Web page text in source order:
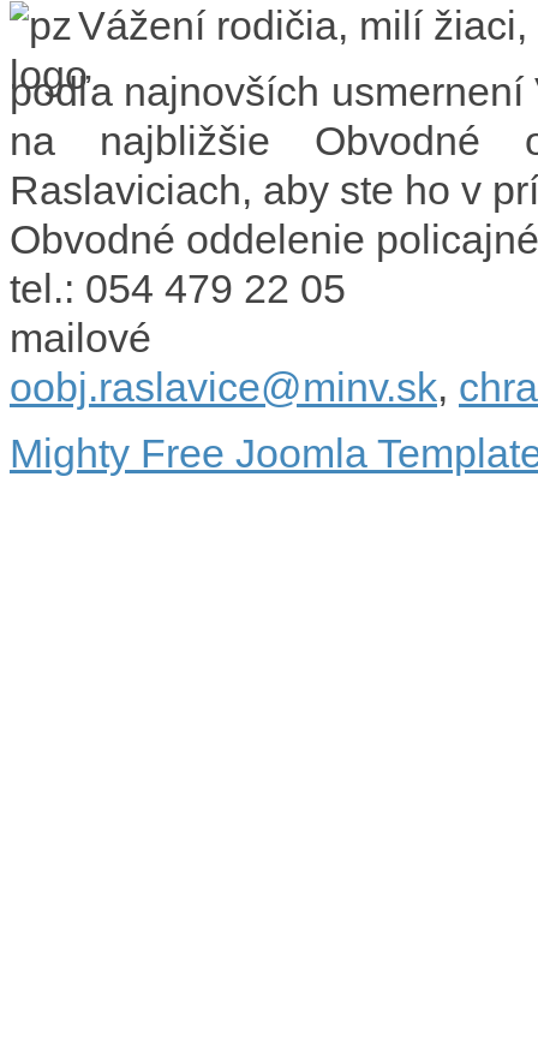
Vážení rodičia, milí žiaci,
podľa najnovších
na najbližšie Obvodné
Raslaviciach, aby ste ho v
Obvodné oddelenie
tel.: 054 479 22 05
oobj.raslavice@minv.sk,
Mighty Free Joomla